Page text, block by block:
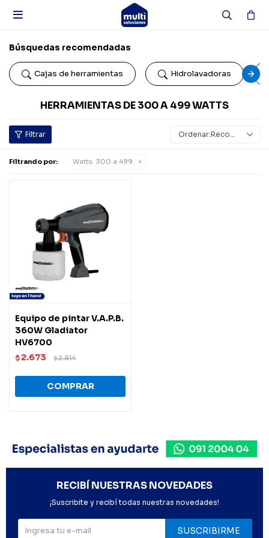

Búsquedas recomendadas
Cajas de herramientas Hidrolavadoras
HERRAMIENTAS DE 300 A 499 WATTS
Recomendados
Filtrando por: Watts: 300 a 499
Equipo de pintar V.A.P.B.
360W Gladiator
HV6700
$ 2.673 $2.814
RECIBÍ NUESTRAS NOVEDADES
¡Suscribite y recibí todas nuestras novedades!
SUSCRIBIRME